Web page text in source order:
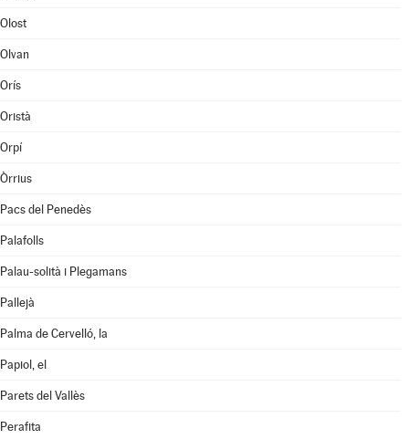
Olost
Olvan
Orís
Oristà
Orpí
Òrrius
Pacs del Penedès
Palafolls
Palau-solità i Plegamans
Pallejà
Palma de Cervelló, la
Papiol, el
Parets del Vallès
Perafita